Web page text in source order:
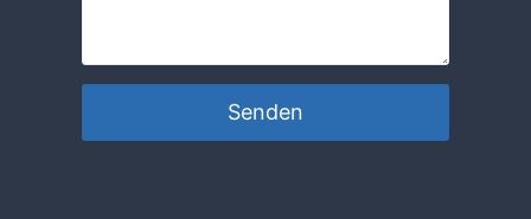
Senden